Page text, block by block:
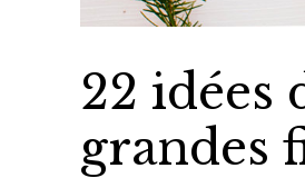
22 idées
grandes